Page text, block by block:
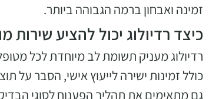
זמינה ואבחון ברמה הגבוהה ביותר.
כיצד רדיולוג יכול להציע
רדיולוג מעניק תשומת לב מיוחדת לכל
כולל זמינות ישירה לייעוץ אישי, הסבר על
גם מתאימים את תהליך הפענוח לסוגי